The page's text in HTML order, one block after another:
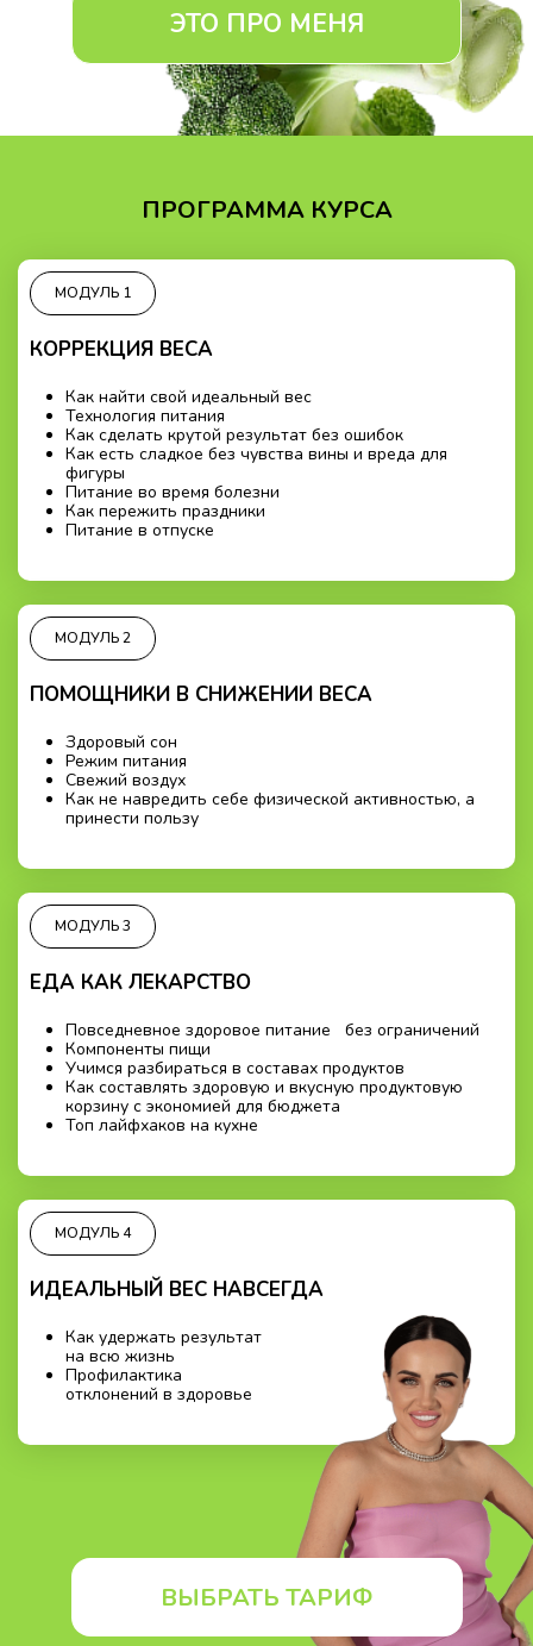
ЭТО ПРО МЕНЯ
ПРОГРАММА КУРСА
МОДУЛЬ 1
КОРРЕКЦИЯ ВЕСА
Как найти свой идеальный вес
Технология питания
Как сделать крутой результат без ошибок
Как есть сладкое без чувства вины и вреда для
фигуры
Питание во время болезни
Как пережить праздники
Питание в отпуске
МОДУЛЬ 2
ПОМОЩНИКИ В СНИЖЕНИИ ВЕСА
Здоровый сон
Режим питания
Свежий воздух
Как не навредить себе физической активностью, а
принести пользу
МОДУЛЬ 3
ЕДА КАК ЛЕКАРСТВО
Повседневное здоровое питание без ограничений
Компоненты пищи
Учимся разбираться в составах продуктов
Как составлять здоровую и вкусную продуктовую
корзину с экономией для бюджета
Топ лайфхаков на кухне
МОДУЛЬ 4
ИДЕАЛЬНЫЙ ВЕС НАВСЕГДА
Как удержать результат
на всю жизнь
Профилактика
отклонений в здоровье
ВЫБРАТЬ ТАРИФ